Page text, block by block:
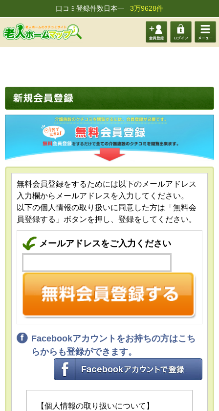
口コミ登録件数日本一 3万9628件
会員登 ログイ メニュ
無料会員登録をするためには以下のメールアドレス
入力欄からメールアドレスを入力してください。
以下の個人情報の取り扱いに同意した方は「無料会
員登録する」ボタンを押し、登録をしてください。
メールアドレスをご入力ください
Facebookアカウントをお持ちの方はこち
らからも登録ができます。
【個人情報の取り扱いについて】